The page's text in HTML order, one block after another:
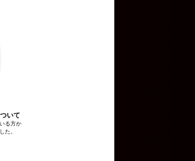
いて
る方か
た。